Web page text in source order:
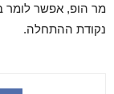
מר הופ, אפשר לומר
נקודת ההתחלה.